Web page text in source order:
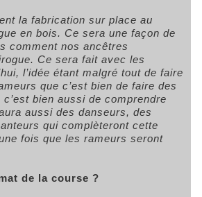
la fabrication sur place au
en bois. Ce sera une façon de
comment nos ancêtres
Ce sera fait avec les
l’idée étant malgré tout de faire
que c’est bien de faire des
bien aussi de comprendre
aussi des danseurs, des
qui complèteront cette
fois que les rameurs seront
de la course ?